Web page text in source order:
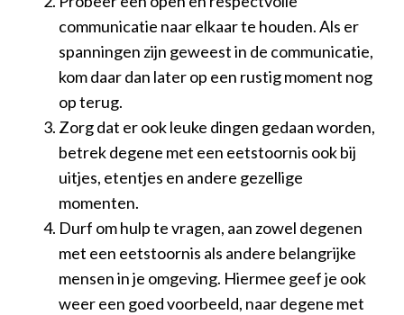
communicatie naar elkaar te houden. Als er
spanningen zijn geweest in de communicatie,
kom daar dan later op een rustig moment nog
op terug.
Zorg dat er ook leuke dingen gedaan worden,
betrek degene met een eetstoornis ook bij
uitjes, etentjes en andere gezellige
momenten.
Durf om hulp te vragen, aan zowel degenen
met een eetstoornis als andere belangrijke
mensen in je omgeving. Hiermee geef je ook
weer een goed voorbeeld, naar degene met